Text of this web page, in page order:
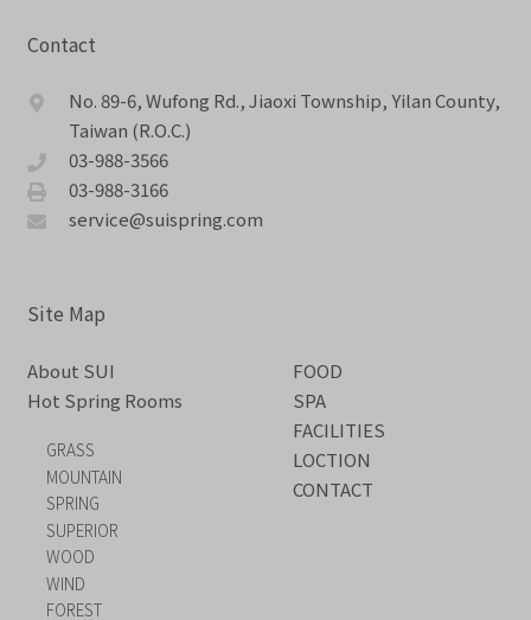
Contact
No. 89-6, Wufong Rd., Jiaoxi Township, Yilan County,
Taiwan (R.O.C.)
03-988-3566
03-988-3166
service@suispring.com
Site Map
About SUI
Hot Spring Rooms
GRASS
MOUNTAIN
SPRING
SUPERIOR
WOOD
WIND
FOREST
FOOD
SPA
FACILITIES
LOCTION
CONTACT